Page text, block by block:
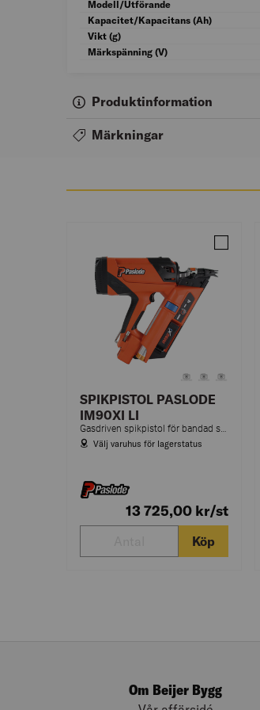
Modell/Utförande
Kapacitet/Kapacitans (Ah)
Vikt (g)
Märkspänning (V)
Produktinformation
Märkningar
SPIKPISTOL PASLODE
IM90XI LI
Välj varuhus för lagerstatus
13 725,00 kr/st
Köp
Jämför
Om Beijer Bygg